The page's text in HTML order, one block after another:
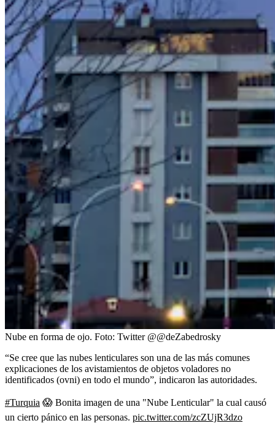
Nube en forma de ojo. Foto: Twitter @@deZabedrosky
“Se cree que las nubes lenticulares son una de las más comunes
explicaciones de los avistamientos de objetos voladores no
identificados (ovni) en todo el mundo”, indicaron las autoridades.
#Turquia 😱 Bonita imagen de una "Nube Lenticular" la cual causó
un cierto pánico en las personas. pic.twitter.com/zcZUjR3dzo